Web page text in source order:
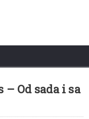
– Od sada i sa